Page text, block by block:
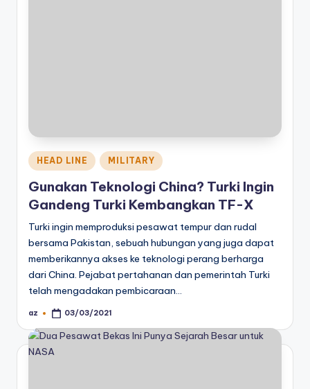
Posted
in
HEAD LINE MILITARY
Gunakan Teknologi China? Turki Ingin
Gandeng Turki Kembangkan TF-X
Turki ingin memproduksi pesawat tempur dan rudal
bersama Pakistan, sebuah hubungan yang juga dapat
memberikannya akses ke teknologi perang berharga
dari China. Pejabat pertahanan dan pemerintah Turki
telah mengadakan pembicaraan…
Posted
az 03/03/2021